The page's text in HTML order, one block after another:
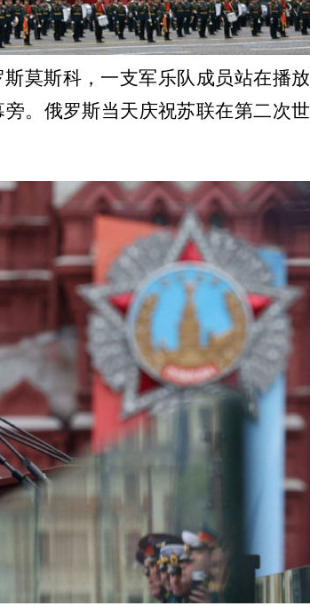
莫斯科，一支军乐队成员站在播
。俄罗斯当天庆祝苏联在第二次